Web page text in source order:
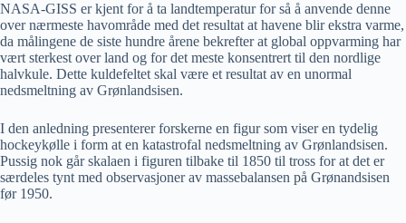
NASA-GISS er kjent for å ta landtemperatur for så å anvende denne
over nærmeste havområde med det resultat at havene blir ekstra varme,
da målingene de siste hundre årene bekrefter at global oppvarming har
vært sterkest over land og for det meste konsentrert til den nordlige
halvkule. Dette kuldefeltet skal være et resultat av en unormal
nedsmeltning av Grønlandsisen.
I den anledning presenterer forskerne en figur som viser en tydelig
hockeykølle i form at en katastrofal nedsmeltning av Grønlandsisen.
Pussig nok går skalaen i figuren tilbake til 1850 til tross for at det er
særdeles tynt med observasjoner av massebalansen på Grønandsisen
før 1950.